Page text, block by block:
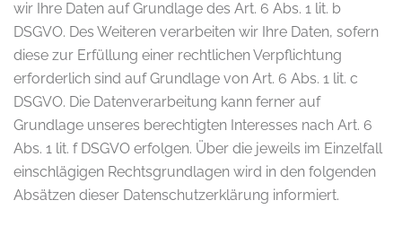
wir Ihre Daten auf Grundlage des Art. 6 Abs. 1 lit. b
DSGVO. Des Weiteren verarbeiten wir Ihre Daten, sofern
diese zur Erfüllung einer rechtlichen Verpflichtung
erforderlich sind auf Grundlage von Art. 6 Abs. 1 lit. c
DSGVO. Die Datenverarbeitung kann ferner auf
Grundlage unseres berechtigten Interesses nach Art. 6
Abs. 1 lit. f DSGVO erfolgen. Über die jeweils im Einzelfall
einschlägigen Rechtsgrundlagen wird in den folgenden
Absätzen dieser Datenschutzerklärung informiert.